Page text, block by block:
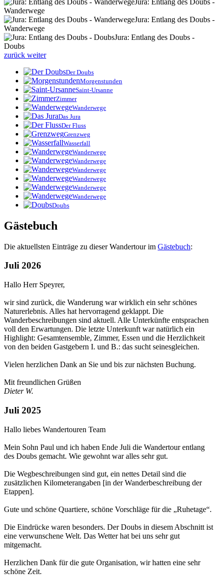
Jura: Entlang des Doubs -
Wanderwege
Jura: Entlang des Doubs -
Wanderwege
Jura: Entlang des Doubs -
Doubs
zurück weiter
Der Doubs
Morgenstunden
Saint-Ursanne
Zimmer
Wanderwege
Das Jura
Der Fluss
Grenzweg
Wasserfall
Wanderwege
Wanderwege
Wanderwege
Wanderwege
Wanderwege
Wanderwege
Doubs
Gästebuch
Die aktuellsten Einträge zu dieser Wandertour im Gästebuch:
Juli 2026
Hallo Herr Speyrer,
wir sind zurück, die Wanderung war wirklich ein sehr schönes
Naturerlebnis. Alles hat hervorragend geklappt. Die
Wanderbeschreibungen sind aktuell. Alle Unterkünfte entsprachen
voll den Erwartungen. Die letzte Unterkunft war natürlich ein
Highlight: Gesamtensemble, Zimmer, Essen und die Herzlichkeit
von den beiden Gastgebern I. und B.: das sucht seinesgleichen.
Vielen herzlichen Dank an Sie und bis zur nächsten Buchung.
Mit freundlichen Grüßen
Dieter W.
Juli 2025
Hallo liebes Wandertouren Team
Mein Sohn Paul und ich haben Ende Juli die Wandertour entlang
des Doubs gemacht. Wie gewohnt war alles sehr gut.
Die Wegbeschreibungen sind gut, ein nettes Detail sind die
zusätzlichen Kilometerangaben [in der Wanderbeschreibung der
Etappen].
Gute und schöne Quartiere, schöne Vorschläge für die „Ruhetage“.
Die Eindrücke waren besonders. Der Doubs in diesem Abschnitt ist
eine verwunschene Welt. Das Wetter hat bei uns sehr gut
mitgemacht.
Herzlichen Dank für die gute Organisation, wir hatten eine sehr
schöne Zeit.